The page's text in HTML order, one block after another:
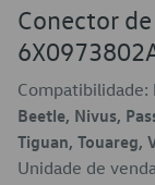
Conector
Compatibilidade:
Beetle, Nivus,
Tiguan, Touareg,
Unidade de